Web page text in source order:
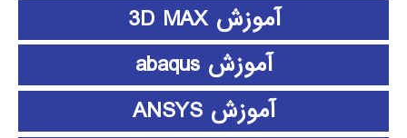
آموزش 3D MAX
آموزش abaqus
آموزش ANSYS